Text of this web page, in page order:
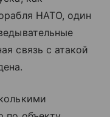
НАТО, один
связь с атакой